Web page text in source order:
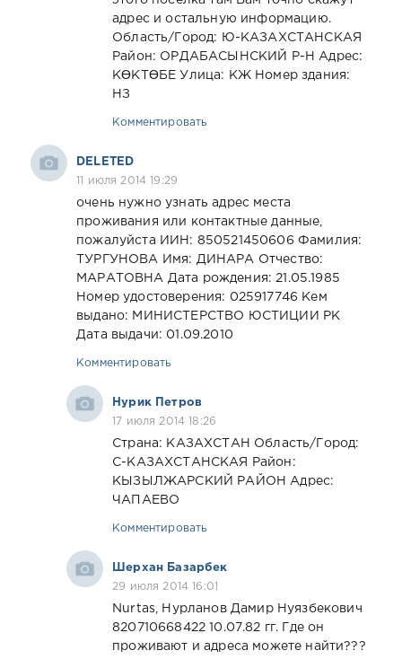
адрес и остальную информацию.
Область/Город: Ю-КАЗАХСТАНСКАЯ
Район: ОРДАБАСЫНСКИЙ Р-Н Адрес:
КӨКТӨБЕ Улица: КЖ Номер здания:
НЗ
Комментировать
DELETED
11 июля 2014 19:29
очень нужно узнать адрес места
проживания или контактные данные,
пожалуйста ИИН: 850521450606 Фамилия:
ТУРГУНОВА Имя: ДИНАРА Отчество:
МАРАТОВНА Дата рождения: 21.05.1985
Номер удостоверения: 025917746 Кем
выдано: МИНИСТЕРСТВО ЮСТИЦИИ РК
Дата выдачи: 01.09.2010
Комментировать
Нурик Петров
17 июля 2014 18:26
Страна: КАЗАХСТАН Область/Город:
С-КАЗАХСТАНСКАЯ Район:
КЫЗЫЛЖАРСКИЙ РАЙОН Адрес:
ЧАПАЕВО
Комментировать
Шерхан Базарбек
29 июля 2014 16:01
Nurtas, Нурланов Дамир Нуязбекович
820710668422 10.07.82 гг. Где он
проживают и адреса можете найти???